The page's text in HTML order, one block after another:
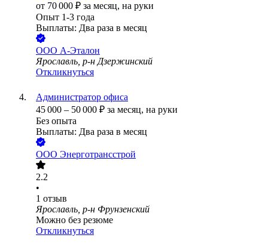
от 70 000 ₽ за месяц, на руки
Опыт 1-3 года
Выплаты: Два раза в месяц
ООО А-Эталон
Ярославль, р-н Дзержинский
Откликнуться
Администратор офиса
45 000 – 50 000 ₽ за месяц, на руки
Без опыта
Выплаты: Два раза в месяц
ООО Энерготрансстрой
2.2
•
1 отзыв
Ярославль, р-н Фрунзенский
Можно без резюме
Откликнуться